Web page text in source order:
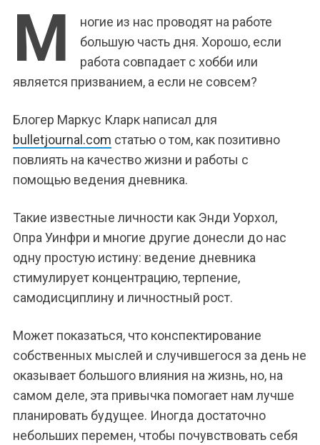
М
ногие из нас проводят на работе
большую часть дня. Хорошо, если
работа совпадает с хобби или
является призванием, а если не совсем?
Блогер Маркус Кларк написал для
bulletjournal.com статью о том, как позитивно
повлиять на качество жизни и работы с
помощью ведения дневника.
Такие известные личности как Энди Уорхол,
Опра Уинфри и многие другие донесли до нас
одну простую истину: ведение дневника
стимулирует концентрацию, терпение,
самодисциплину и личностный рост.
Может показаться, что конспектирование
собственных мыслей и случившегося за день не
оказывает большого влияния на жизнь, но, на
самом деле, эта привычка помогает нам лучше
планировать будущее. Иногда достаточно
небольших перемен, чтобы почувствовать себя